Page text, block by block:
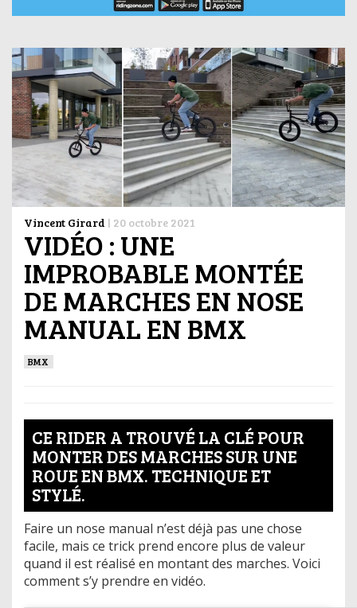
Vincent Girard | 20 octobre 2021
VIDÉO : UNE
IMPROBABLE MONTÉE
DE MARCHES EN NOSE
MANUAL EN BMX
BMX
CE RIDER A TROUVÉ LA CLÉ POUR
MONTER DES MARCHES SUR UNE
ROUE EN BMX. TECHNIQUE ET
STYLÉ.
Faire un nose manual n’est déjà pas une chose
facile, mais ce trick prend encore plus de valeur
quand il est réalisé en montant des marches. Voici
comment s’y prendre en vidéo.